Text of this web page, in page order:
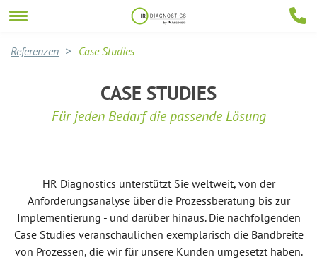
Referenzen Case Studies
CASE STUDIES
Für jeden Bedarf die passende Lösung
HR Diagnostics unterstützt Sie weltweit, von der
Anforderungsanalyse über die Prozessberatung bis zur
Implementierung - und darüber hinaus. Die nachfolgenden
Case Studies veranschaulichen exemplarisch die Bandbreite
von Prozessen, die wir für unsere Kunden umgesetzt haben.